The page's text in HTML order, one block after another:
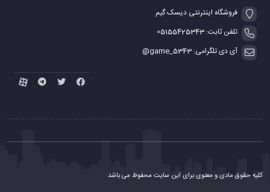
فروشگاه اینترنتی دیسک گیم
تلفن ثابت: 05155425343
آی دی تلگرامی: game_5343@
کلیه حقوق مادی و معنوی برای این سایت محفوظ می باشد